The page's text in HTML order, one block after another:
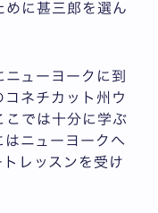
めに甚三郎を選ん
ューヨークに到
ネチカット州ウ
こでは十分に学ぶ
はニューヨークへ
レッスンを受け